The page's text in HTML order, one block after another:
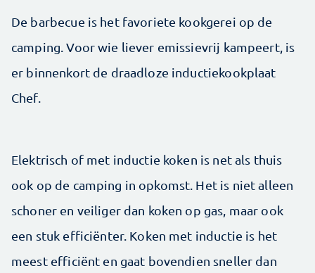
De barbecue is het favoriete kook­­gerei op de
camping. Voor wie liever emissievrij kampeert, is
er binnenkort de draadloze inductiekookplaat
Chef.
Elektrisch of met inductie koken is net als thuis
ook op de camping in opkomst. Het is niet alleen
schoner en veiliger dan koken op gas, maar ook
een stuk efficiënter. Koken met inductie is het
meest efficiënt en gaat bovendien sneller dan